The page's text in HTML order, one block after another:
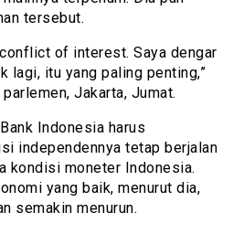
tersebut.
of interest. Saya dengar
lagi, itu yang paling penting,”
Jakarta, Jumat.
Indonesia harus
independennya tetap berjalan
kondisi moneter Indonesia.
yang baik, menurut dia,
semakin menurun.